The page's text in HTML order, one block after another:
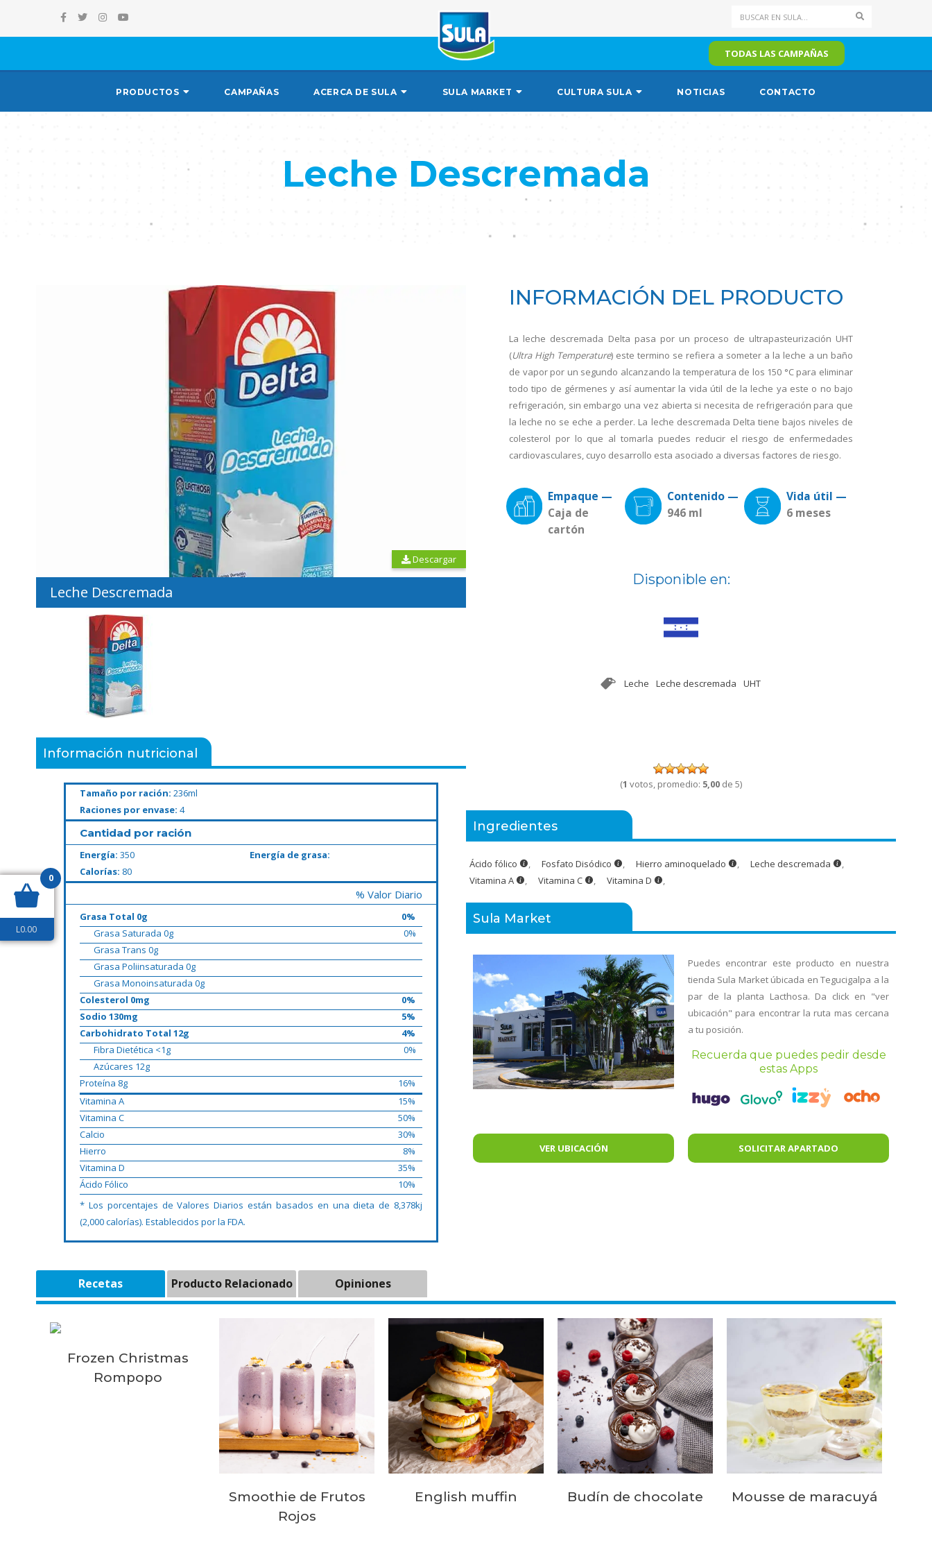
Search
TODAS LAS CAMPAÑAS
PRODUCTOS CAMPAÑAS ACERCA DE SULA SULA MARKET CULTURA SULA NOTICIAS CONTACTO
Leche Descremada
Leche Descremada
Descargar
Información nutricional
Tamaño por ración: 236ml
Raciones por envase: 4
Cantidad por ración
Energía: 350
Energía de grasa:
Calorías: 80
% Valor Diario
Grasa Total 0g
0%
Grasa Saturada 0g
0%
Grasa Trans 0g
Grasa Poliinsaturada 0g
Grasa Monoinsaturada 0g
Colesterol 0mg
0%
Sodio 130mg
5%
Carbohidrato Total 12g
4%
Fibra Dietética <1g
0%
Azúcares 12g
Proteína 8g
16%
Vitamina A
15%
Vitamina C
50%
Calcio
30%
Hierro
8%
Vitamina D
35%
Ácido Fólico
10%
* Los porcentajes de Valores Diarios están basados en una dieta de 8,378kj
(2,000 calorías). Establecidos por la FDA.
INFORMACIÓN DEL PRODUCTO
La leche descremada Delta pasa por un proceso de ultrapasteurización UHT
(Ultra High Temperature) este termino se refiera a someter a la leche a un baño
de vapor por un segundo alcanzando la temperatura de los 150 °C para eliminar
todo tipo de gérmenes y así aumentar la vida útil de la leche ya este o no bajo
refrigeración, sin embargo una vez abierta si necesita de refrigeración para que
la leche no se eche a perder. La leche descremada Delta tiene bajos niveles de
colesterol por lo que al tomarla puedes reducir el riesgo de enfermedades
cardiovasculares, cuyo desarrollo esta asociado a diversas factores de riesgo.
Empaque —
Caja de
cartón
Contenido —
946 ml
Vida útil —
6 meses
Disponible en:
Leche Leche descremada UHT
(1 votos, promedio: 5,00 de 5)
Ingredientes
Ácido fólico , Fosfato Disódico , Hierro aminoquelado , Leche descremada
,
Vitamina A
, Vitamina C , Vitamina D ,
Sula Market
Puedes encontrar este producto en nuestra
tienda Sula Market úbicada en Tegucigalpa a la
par de la planta Lacthosa. Da click en "ver
ubicación" para encontrar la ruta mas cercana
a tu posición.
Recuerda que puedes pedir desde
estas Apps
VER UBICACIÓN SOLICITAR APARTADO
Recetas Producto Relacionado Opiniones
Frozen Christmas
Rompopo
Smoothie de Frutos
Rojos
English muffin Budín de chocolate Mousse de maracuyá
0
L0.00